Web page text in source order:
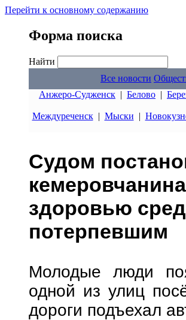
Перейти к основному содержанию
Форма поиска
Найти
Все новости
Анжеро-Судженск | Белово |
Междуреченск| Мыски |
Судом
здоровью
потерпевшим
Молодые люди
одной из улиц
дороги подъехал